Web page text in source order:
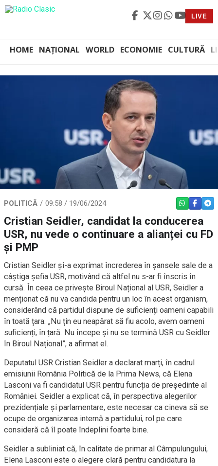
LIVE
HOME NAȚIONAL WORLD ECONOMIE CULTURĂ
POLITICĂ 09:58 / 19/06/2024 WHATSAPP
Cristian Seidler, candidat la conducerea
USR, nu vede o continuare a alianței cu FD
și PMP
Cristian Seidler și-a exprimat încrederea în șansele sale de a
câștiga șefia USR, motivând că altfel nu s-ar fi înscris în
cursă. În ceea ce privește Biroul Național al USR, Seidler a
menționat că nu va candida pentru un loc în acest organism,
considerând că partidul dispune de suficienți oameni capabili
în toată țara. „Nu țin eu neapărat să fiu acolo, avem oameni
suficienți, în țară. Nu începe și nu se termină USR cu Seidler
în Biroul Național”, a afirmat el.
Deputatul USR Cristian Seidler a declarat marți, în cadrul
emisiunii România Politică de la Prima News, că Elena
Lasconi va fi candidatul USR pentru funcția de președinte al
României. Seidler a explicat că, în perspectiva alegerilor
prezidențiale și parlamentare, este necesar ca cineva să se
ocupe de organizarea internă a partidului, rol pe care
consideră că îl poate îndeplini foarte bine.
Seidler a subliniat că, în calitate de primar al Câmpulungului,
Elena Lasconi este o alegere clară pentru candidatura la